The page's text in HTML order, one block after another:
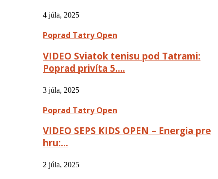
4 júla, 2025
Poprad Tatry Open
VIDEO Sviatok tenisu pod Tatrami:
Poprad privíta 5….
3 júla, 2025
Poprad Tatry Open
VIDEO SEPS KIDS OPEN – Energia pre
hru:…
2 júla, 2025